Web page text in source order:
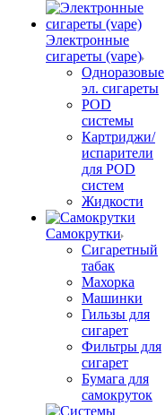
Электронные
сигареты (vape)
Одноразовые
эл. сигареты
POD
системы
Картриджи/
испарители
для POD
систем
Жидкости
Самокрутки
Сигаретный
табак
Махорка
Машинки
Гильзы для
сигарет
Фильтры для
сигарет
Бумага для
самокруток